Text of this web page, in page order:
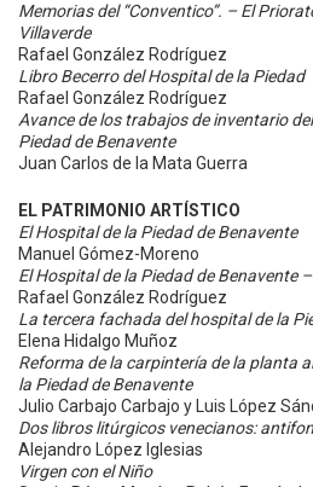
Memorias del “Conventico”. – El
Villaverde
Rafael González Rodríguez
Libro Becerro del Hospital de la Piedad
Rafael González Rodríguez
Avance de los trabajos de inventario
Piedad de Benavente
Juan Carlos de la Mata Guerra
EL PATRIMONIO ARTÍSTICO
El Hospital de la Piedad de Benavente
Manuel Gómez-Moreno
El Hospital de la Piedad de Benavente
Rafael González Rodríguez
La tercera fachada del hospital de la
Elena Hidalgo Muñoz
Reforma de la carpintería de la planta
la Piedad de Benavente
Julio Carbajo Carbajo y Luis López
Dos libros litúrgicos venecianos:
Alejandro López Iglesias
Virgen con el Niño